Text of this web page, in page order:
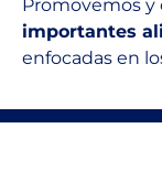
Promovemos
importantes
enfocadas en